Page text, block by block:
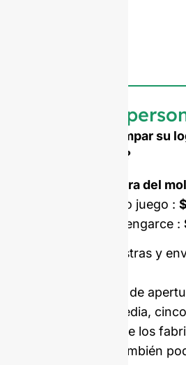
Botellas
¿Necesita estampar su
forma a medida?
Coste de apertura del
Molde de un solo juego :
Molde de doble engarce :
Precio con muestras y
Nuestros costes de
MOQ son, de media,
inferiores a los de los
occidentales. También